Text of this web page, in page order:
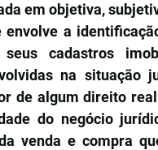
em objetiva,
a
cadastros
na situação
de algum direito
do negócio
venda e compra